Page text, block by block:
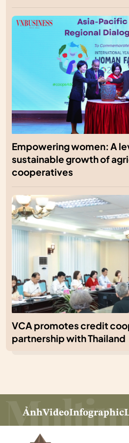
Empowering women: A
sustainable growth of
cooperatives
VCA promotes credit
partnership with Thailand
ẢnhVideoInfographic